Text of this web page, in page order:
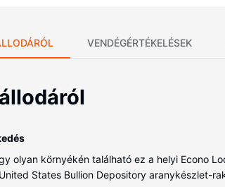
VENDÉGÉRTÉKELÉSEK
olyan környékén található ez a helyi Econo
States Bullion Depository aranykészlet-